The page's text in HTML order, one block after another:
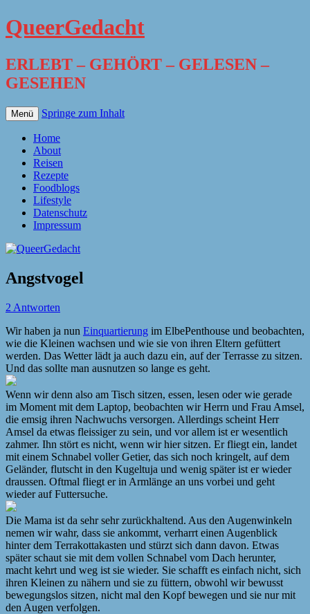
QueerGedacht
ERLEBT – GEHÖRT – GELESEN –
GESEHEN
Menü Springe zum Inhalt
Home
About
Reisen
Rezepte
Foodblogs
Lifestyle
Datenschutz
Impressum
Angstvogel
2 Antworten
Wir haben ja nun Einquartierung im ElbePenthouse und beobachten,
wie die Kleinen wachsen und wie sie von ihren Eltern gefüttert
werden. Das Wetter lädt ja auch dazu ein, auf der Terrasse zu sitzen.
Und das sollte man ausnutzen so lange es geht.
Wenn wir denn also am Tisch sitzen, essen, lesen oder wie gerade
im Moment mit dem Laptop, beobachten wir Herrn und Frau Amsel,
die emsig ihren Nachwuchs versorgen. Allerdings scheint Herr
Amsel da etwas fleissiger zu sein, und vor allem ist er wesentlich
zahmer. Ihn stört es nicht, wenn wir hier sitzen. Er fliegt ein, landet
mit einem Schnabel voller Getier, das sich noch kringelt, auf dem
Geländer, flutscht in den Kugeltuja und wenig später ist er wieder
draussen. Oftmal fliegt er in Armlänge an uns vorbei und geht
wieder auf Futtersuche.
Die Mama ist da sehr sehr zurückhaltend. Aus den Augenwinkeln
nemen wir wahr, dass sie ankommt, verharrt einen Augenblick
hinter dem Terrakottakasten und stürzt sich dann davon. Etwas
später schaut sie mit dem vollen Schnabel vom Dach herunter,
macht kehrt und weg ist sie wieder. Sie schafft es einfach nicht, sich
ihren Kleinen zu nähern und sie zu füttern, obwohl wir bewusst
bewegungslos sitzen, nicht mal den Kopf bewegen und sie nur mit
den Augen verfolgen.